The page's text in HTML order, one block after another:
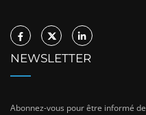
NEWSLETTER
Abonnez-vous pour être informé